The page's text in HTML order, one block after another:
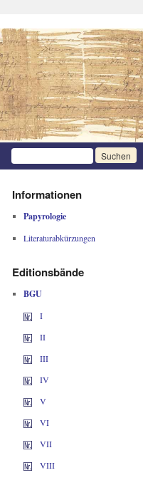
Informationen
Papyrologie
Literaturabkürzungen
Editionsbände
BGU
I
II
III
IV
V
VI
VII
VIII